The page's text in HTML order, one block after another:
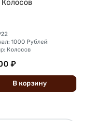
Колосов
1000 Рублей
Колосов
₽
В корзину